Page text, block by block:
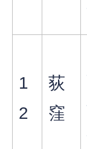
1
2
荻
窪